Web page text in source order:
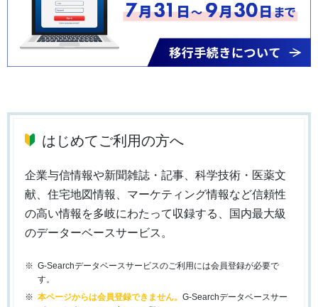
はじめてご利用の方へ
企業与信情報や新聞雑誌・記事、科学技術・医薬文
献、住宅地図情報、マーケティング情報など信頼性
の高い情報を多岐にわたって収録する、国内最大級
のデーターベースサービス。
G-Searchデータベースサービスのご利用には会員登録が必要で
す。
本ページからは会員登録できません。 G-Searchデータベースサー